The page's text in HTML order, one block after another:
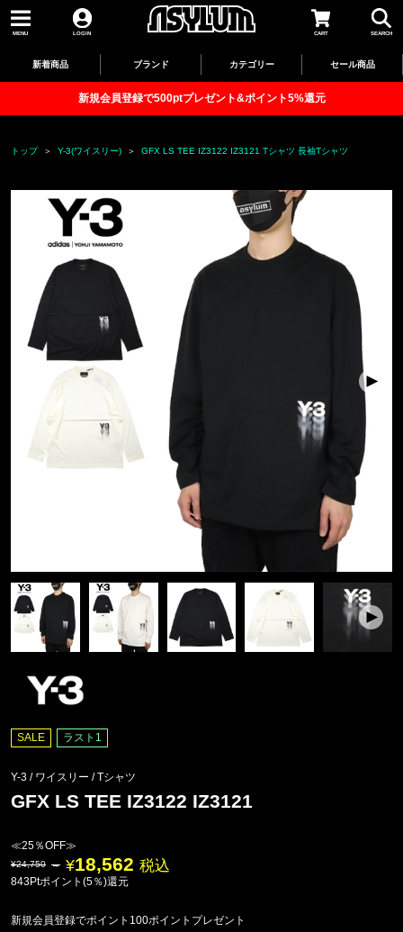
MENU LOGIN CART SEARCH
新着商品 ブランド カテゴリー セール商品
新規会員登録で500ptプレゼント&ポイント5%還元
トップ Y-3(ワイスリー) GFX LS TEE IZ3122 IZ3121 Tシャツ 長袖Tシャツ
SALE ラスト1
Y-3 / ワイスリー /Tシャツ
GFX LS TEE IZ3122 IZ3121
≪25％OFF≫
24,750 18,562 税込
843Ptポイント(5％)還元
新規会員登録でポイント100ポイントプレゼント